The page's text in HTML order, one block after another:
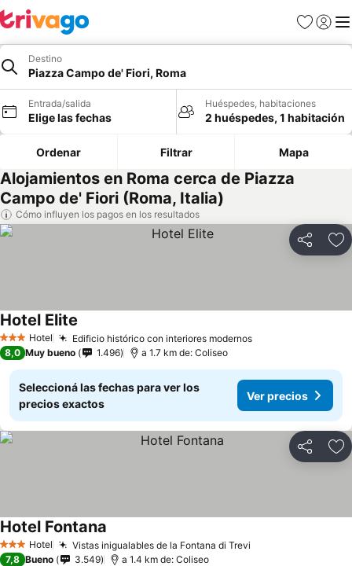
Favoritos
Iniciar
Destino
Piazza Campo de' Fiori, Roma
Entrada/salida
Elige las fechas
Huéspedes, habitaciones
2 huéspedes, 1 habitación
Ordenar Filtrar Mapa
Alojamientos en Roma cerca de Piazza
Campo de' Fiori (Roma, Italia)
Cómo influyen los pagos en los resultados
Compartir
3 Estrellas
Hotel Edificio histórico con interiores modernos
Hotel Elite
8,0 Muy bueno 1.496 a 1.7 km de: Coliseo
Seleccioná las fechas para ver los
precios exactos
Ver precios
Compartir
3 Estrellas
Hotel Vistas inigualables de la Fontana di Trevi
Hotel Fontana
7,8 Bueno 3.549 a 1.4 km de: Coliseo